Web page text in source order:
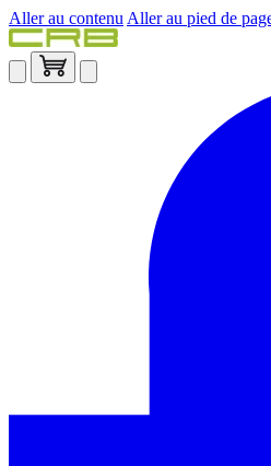
Aller au contenu Aller au pied de